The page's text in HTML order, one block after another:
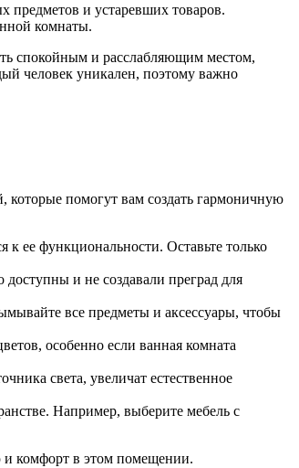
и устаревших товаров.
комнаты.
спокойным и расслабляющим местом,
человек уникален, поэтому важно
которые помогут вам создать гармоничную
ее функциональности. Оставьте только
и не создавали преград для
все предметы и аксессуары, чтобы
особенно если ванная комната
света, увеличат естественное
Например, выберите мебель с
и комфорт в этом помещении.